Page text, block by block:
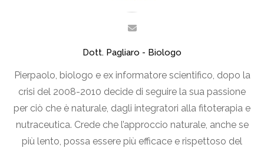
Dott. Pagliaro - Biologo
Pierpaolo, biologo e ex informatore scientifico, dopo la
crisi del 2008-2010 decide di seguire la sua passione
per ciò che è naturale, dagli integratori alla fitoterapia e
nutraceutica. Crede che l’approccio naturale, anche se
più lento, possa essere più efficace e rispettoso del